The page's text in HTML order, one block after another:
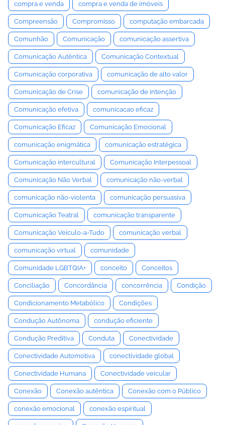
compra e venda compra e venda de imóveis
Compreensão Compromisso computação embarcada
Comunhão Comunicação comunicação assertiva
Comunicação Autêntica Comunicação Contextual
Comunicação corporativa comunicação de alto valor
Comunicação de Crise comunicação de intenção
Comunicação efetiva comunicacao eficaz
Comunicação Eficaz Comunicação Emocional
comunicação enigmática comunicação estratégica
Comunicação intercultural Comunicação Interpessoal
Comunicação Não Verbal comunicação não-verbal
comunicação não-violenta comunicação persuasiva
Comunicação Teatral comunicação transparente
Comunicação Veículo-a-Tudo comunicação verbal
comunicação virtual comunidade
Comunidade LGBTQIA+ conceito Conceitos
Conciliação Concordância concorrência Condição
Condicionamento Metabólico Condições
Condução Autônoma condução eficiente
Condução Preditiva Conduta Conectividade
Conectividade Automotiva conectividade global
Conectividade Humana Conectividade veicular
Conexão Conexão autêntica Conexão com o Público
conexão emocional conexão espiritual